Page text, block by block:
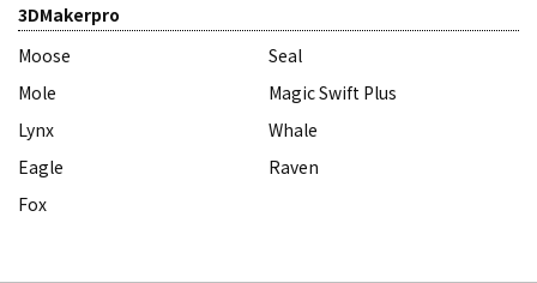
3DMakerpro
Moose
Seal
Mole
Magic Swift Plus
Lynx
Whale
Eagle
Raven
Fox